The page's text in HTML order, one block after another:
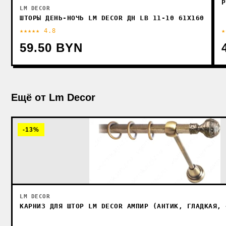
LM DECOR
ШТОРЫ ДЕНЬ-НОЧЬ LM DECOR ДН LB 11-10 61X160
★★★★★ 4.8
59.50 BYN
Ещё от Lm Decor
-13%
LM DECOR
КАРНИЗ ДЛЯ ШТОР LM DECOR АМПИР (АНТИК,